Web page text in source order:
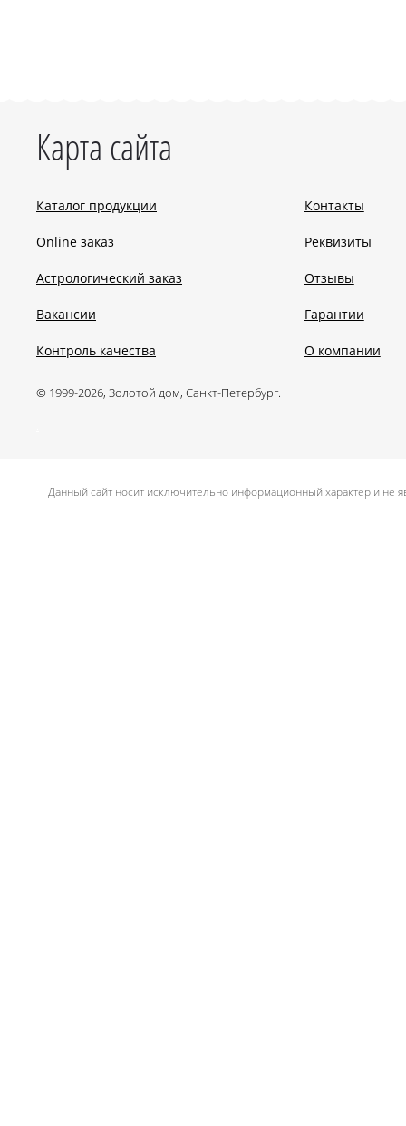
Карта сайта
Каталог продукции
Online заказ
Астрологический заказ
Вакансии
Контроль качества
Контакты
Реквизиты
Отзывы
Гарантии
О компании
© 1999-2026, Золотой дом, Санкт-Петербург.
Данный сайт носит исключительно информационный характер и не